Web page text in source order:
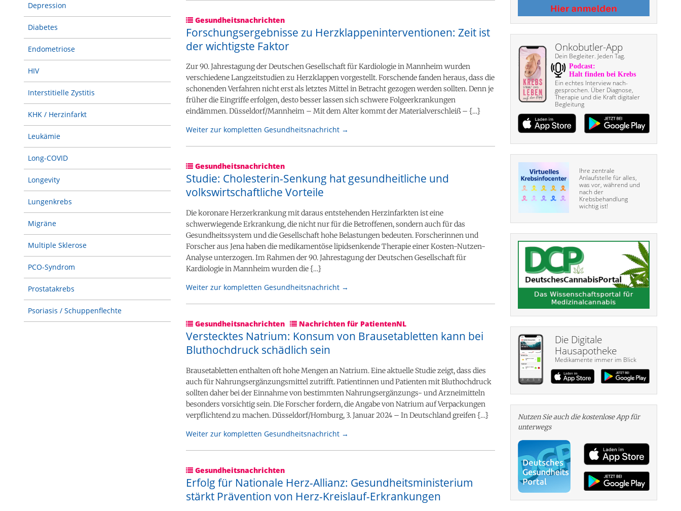
Depression
Diabetes
Endometriose
HIV
Interstitielle Zystitis
KHK / Herzinfarkt
Leukämie
Long-COVID
Longevity
Lungenkrebs
Migräne
Multiple Sklerose
PCO-Syndrom
Prostatakrebs
Psoriasis / Schuppenflechte
Gesundheitsnachrichten
Forschungsergebnisse zu Herzklappeninterventionen: Zeit ist
der wichtigste Faktor
Zur 90. Jahrestagung der Deutschen Gesellschaft für Kardiologie in Mannheim wurden
verschiedene Langzeitstudien zu Herzklappen vorgestellt. Forschende fanden heraus, dass die
schonenden Verfahren nicht erst als letztes Mittel in Betracht gezogen werden sollten. Denn je
früher die Eingriffe erfolgen, desto besser lassen sich schwere Folgeerkrankungen
eindämmen. Düsseldorf/Mannheim – Mit dem Alter kommt der Materialverschleiß – {…}
Weiter zur kompletten Gesundheitsnachricht →
Gesundheitsnachrichten
Studie: Cholesterin-Senkung hat gesundheitliche und
volkswirtschaftliche Vorteile
Die koronare Herzerkrankung mit daraus entstehenden Herzinfarkten ist eine
schwerwiegende Erkrankung, die nicht nur für die Betroffenen, sondern auch für das
Gesundheitssystem und die Gesellschaft hohe Belastungen bedeuten. Forscherinnen und
Forscher aus Jena haben die medikamentöse lipidsenkende Therapie einer Kosten-Nutzen-
Analyse unterzogen. Im Rahmen der 90. Jahrestagung der Deutschen Gesellschaft für
Kardiologie in Mannheim wurden die {…}
Weiter zur kompletten Gesundheitsnachricht →
Gesundheitsnachrichten Nachrichten für PatientenNL
Verstecktes Natrium: Konsum von Brausetabletten kann bei
Bluthochdruck schädlich sein
Brausetabletten enthalten oft hohe Mengen an Natrium. Eine aktuelle Studie zeigt, dass dies
auch für Nahrungsergänzungsmittel zutrifft. Patientinnen und Patienten mit Bluthochdruck
sollten daher bei der Einnahme von bestimmten Nahrungsergänzungs- und Arzneimitteln
besonders vorsichtig sein. Die Forscher fordern, die Angabe von Natrium auf Verpackungen
verpflichtend zu machen. Düsseldorf/Homburg, 3. Januar 2024 – In Deutschland greifen {…}
Weiter zur kompletten Gesundheitsnachricht →
Gesundheitsnachrichten
Erfolg für Nationale Herz-Allianz: Gesundheitsministerium
stärkt Prävention von Herz-Kreislauf-Erkrankungen
Onkobutler-App
Dein Begleiter. Jeden Tag.
Ein echtes Interview nach­
gesprochen. Über Diagnose,
Therapie und die Kraft digitaler
Begleitung
Ihre zentrale
Anlaufstelle für alles,
was vor, während und
nach der
Krebsbehandlung
wichtig ist!
Die Digitale
Hausapotheke
Medikamente immer im Blick
Nutzen Sie auch die kosten­lose App für
unterwegs